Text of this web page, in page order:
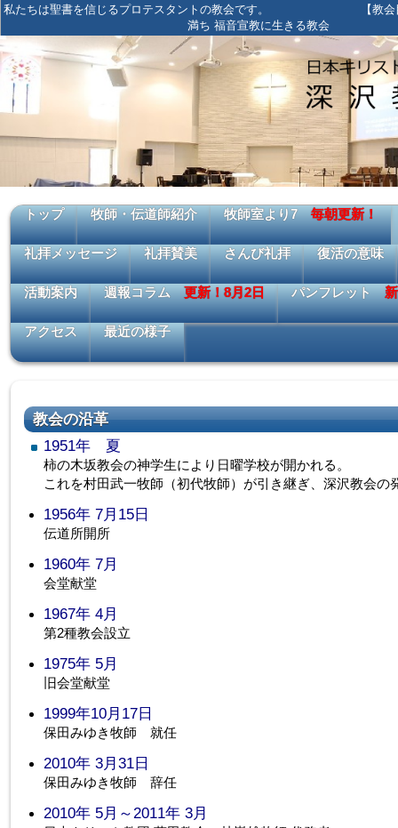
私たちは聖書を信じるプロテスタントの教会です。 【教会目
満ち 福音宣教に生きる教会
トップ 牧師・伝道師紹介 牧師室より7毎朝更新！
礼拝メッセージ 礼拝賛美 さんび礼拝 復活の意味
活動案内 週報コラム更新！8月2日 パンフレット
アクセス 最近の様子
教会の沿革
1951年 夏
柿の木坂教会の神学生により日曜学校が開かれる。
これを村田武一牧師（初代牧師）が引き継ぎ、深沢教会の
1956年 7月15日
伝道所開所
1960年 7月
会堂献堂
1967年 4月
第2種教会設立
1975年 5月
旧会堂献堂
1999年10月17日
保田みゆき牧師 就任
2010年 3月31日
保田みゆき牧師 辞任
2010年 5月～2011年 3月